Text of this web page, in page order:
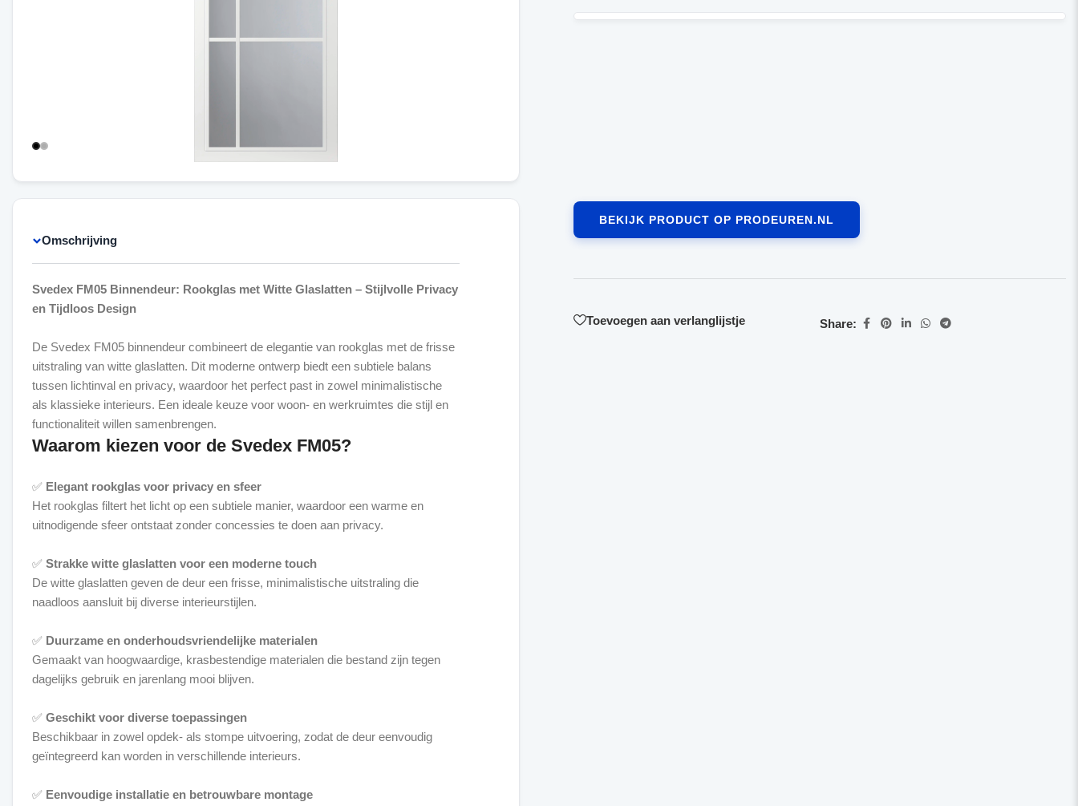
Omschrijving
Svedex FM05 Binnendeur: Rookglas met Witte Glaslatten – Stijlvolle Privacy
en Tijdloos Design
De Svedex FM05 binnendeur combineert de elegantie van rookglas met de frisse
uitstraling van witte glaslatten. Dit moderne ontwerp biedt een subtiele balans
tussen lichtinval en privacy, waardoor het perfect past in zowel minimalistische
als klassieke interieurs. Een ideale keuze voor woon- en werkruimtes die stijl en
Waarom kiezen voor de Svedex FM05?
✅ Elegant rookglas voor privacy en sfeer
Het rookglas filtert het licht op een subtiele manier, waardoor een warme en
uitnodigende sfeer ontstaat zonder concessies te doen aan privacy.
✅ Strakke witte glaslatten voor een moderne touch
De witte glaslatten geven de deur een frisse, minimalistische uitstraling die
naadloos aansluit bij diverse interieurstijlen.
✅ Duurzame en onderhoudsvriendelijke materialen
Gemaakt van hoogwaardige, krasbestendige materialen die bestand zijn tegen
dagelijks gebruik en jarenlang mooi blijven.
✅ Geschikt voor diverse toepassingen
Beschikbaar in zowel opdek- als stompe uitvoering, zodat de deur eenvoudig
geïntegreerd kan worden in verschillende interieurs.
✅ Eenvoudige installatie en betrouwbare montage
BEKIJK PRODUCT OP PRODEUREN.NL
Toevoegen aan verlanglijstje Share: